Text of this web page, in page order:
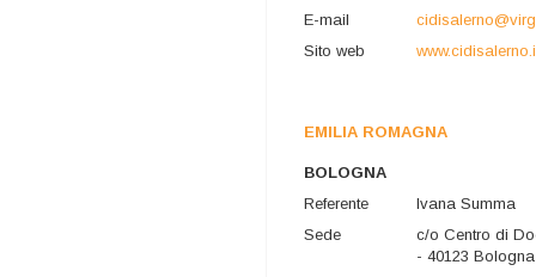
E-mail
Sito web
EMILIA ROMAGNA
BOLOGNA
Referente
Ivana Summa
Sede
c/o Centro di
- 40123